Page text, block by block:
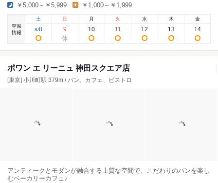
￥5,000～￥5,999 ￥1,000～￥1,999
空席
情報
土
8/8
日
9
月
10
火
11
水
12
木
13
金
14
ポワン エ リーニュ 神田スクエア店
[東京] 小川町駅 379m / パン、カフェ、ビストロ
アンティークとモダンが融合する上質な空間で、こだわりのパンを楽し
むベーカリーカフェ♪